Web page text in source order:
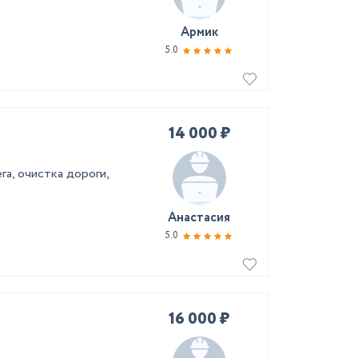
Армик
5.0
очистка дороги,
14 000 ₽
Анастасия
5.0
16 000 ₽